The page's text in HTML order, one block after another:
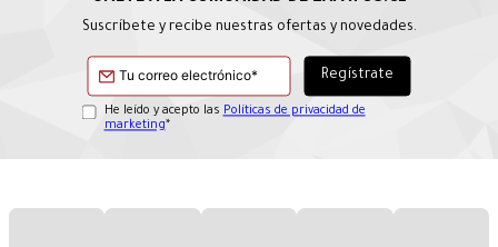
Suscríbete y recibe nuestras ofertas y novedades.
He leído y acepto las Políticas de privacidad de
marketing*